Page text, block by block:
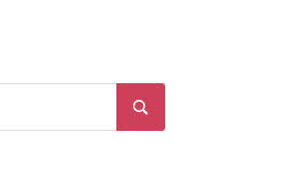
Search